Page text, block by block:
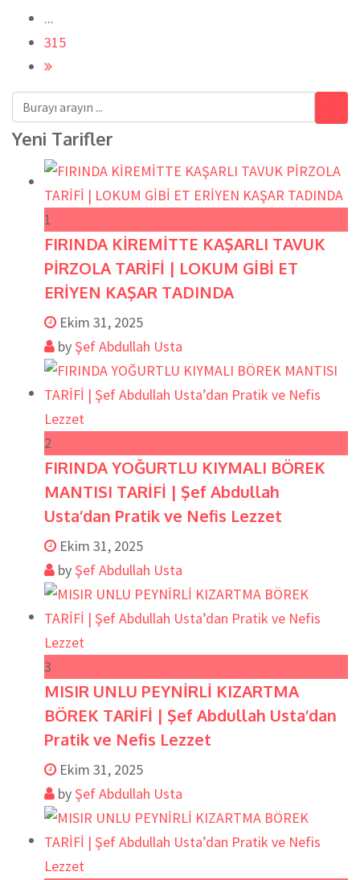
...
315
Yeni Tarifler
1
FIRINDA KİREMİTTE KAŞARLI TAVUK
PİRZOLA TARİFİ | LOKUM GİBİ ET
ERİYEN KAŞAR TADINDA
Ekim 31, 2025
by Şef Abdullah Usta
2
FIRINDA YOĞURTLU KIYMALI BÖREK
MANTISI TARİFİ | Şef Abdullah
Usta’dan Pratik ve Nefis Lezzet
Ekim 31, 2025
by Şef Abdullah Usta
3
MISIR UNLU PEYNİRLİ KIZARTMA
BÖREK TARİFİ | Şef Abdullah Usta’dan
Pratik ve Nefis Lezzet
Ekim 31, 2025
by Şef Abdullah Usta